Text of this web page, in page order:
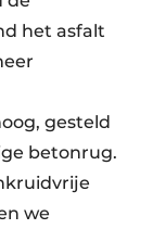
het asfalt
gesteld
betonrug.
we